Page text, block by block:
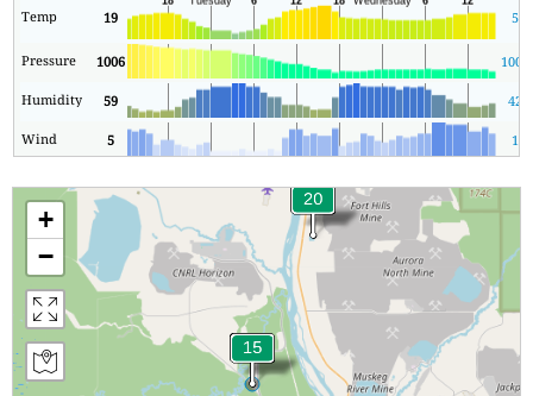
Temp 19 5
Pressure 1006 1006
Humidity 59 42
Wind 5 1
+
−